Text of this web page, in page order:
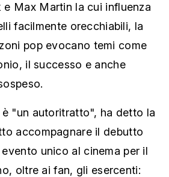
e Max Martin la cui influenza
facilmente orecchiabili, la
pop evocano temi come
il successo e anche
"un autoritratto", ha detto la
accompagnare il debutto
unico al cinema per il
oltre ai fan, gli esercenti: